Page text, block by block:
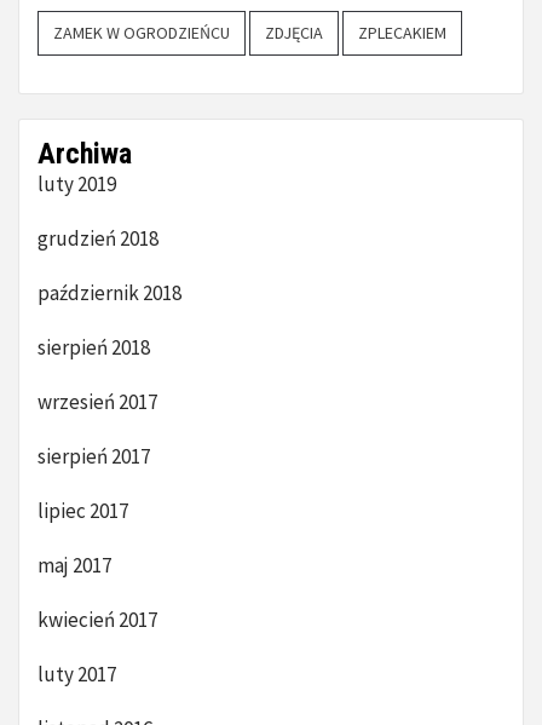
ZAMEK W OGRODZIEŃCU ZDJĘCIA ZPLECAKIEM
Archiwa
luty 2019
grudzień 2018
październik 2018
sierpień 2018
wrzesień 2017
sierpień 2017
lipiec 2017
maj 2017
kwiecień 2017
luty 2017